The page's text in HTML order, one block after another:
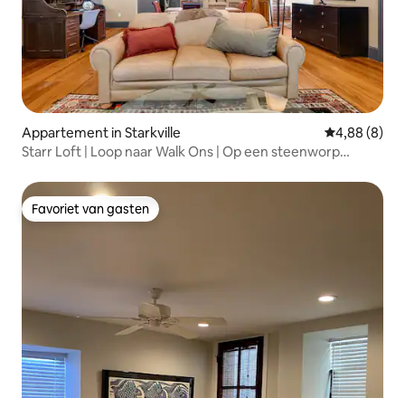
Appartement in Starkville Gemiddelde
4,88 (8)
Starr Loft | Loop naar Walk Ons | Op een steenworp
Favoriet van gasten
Favoriet van gasten